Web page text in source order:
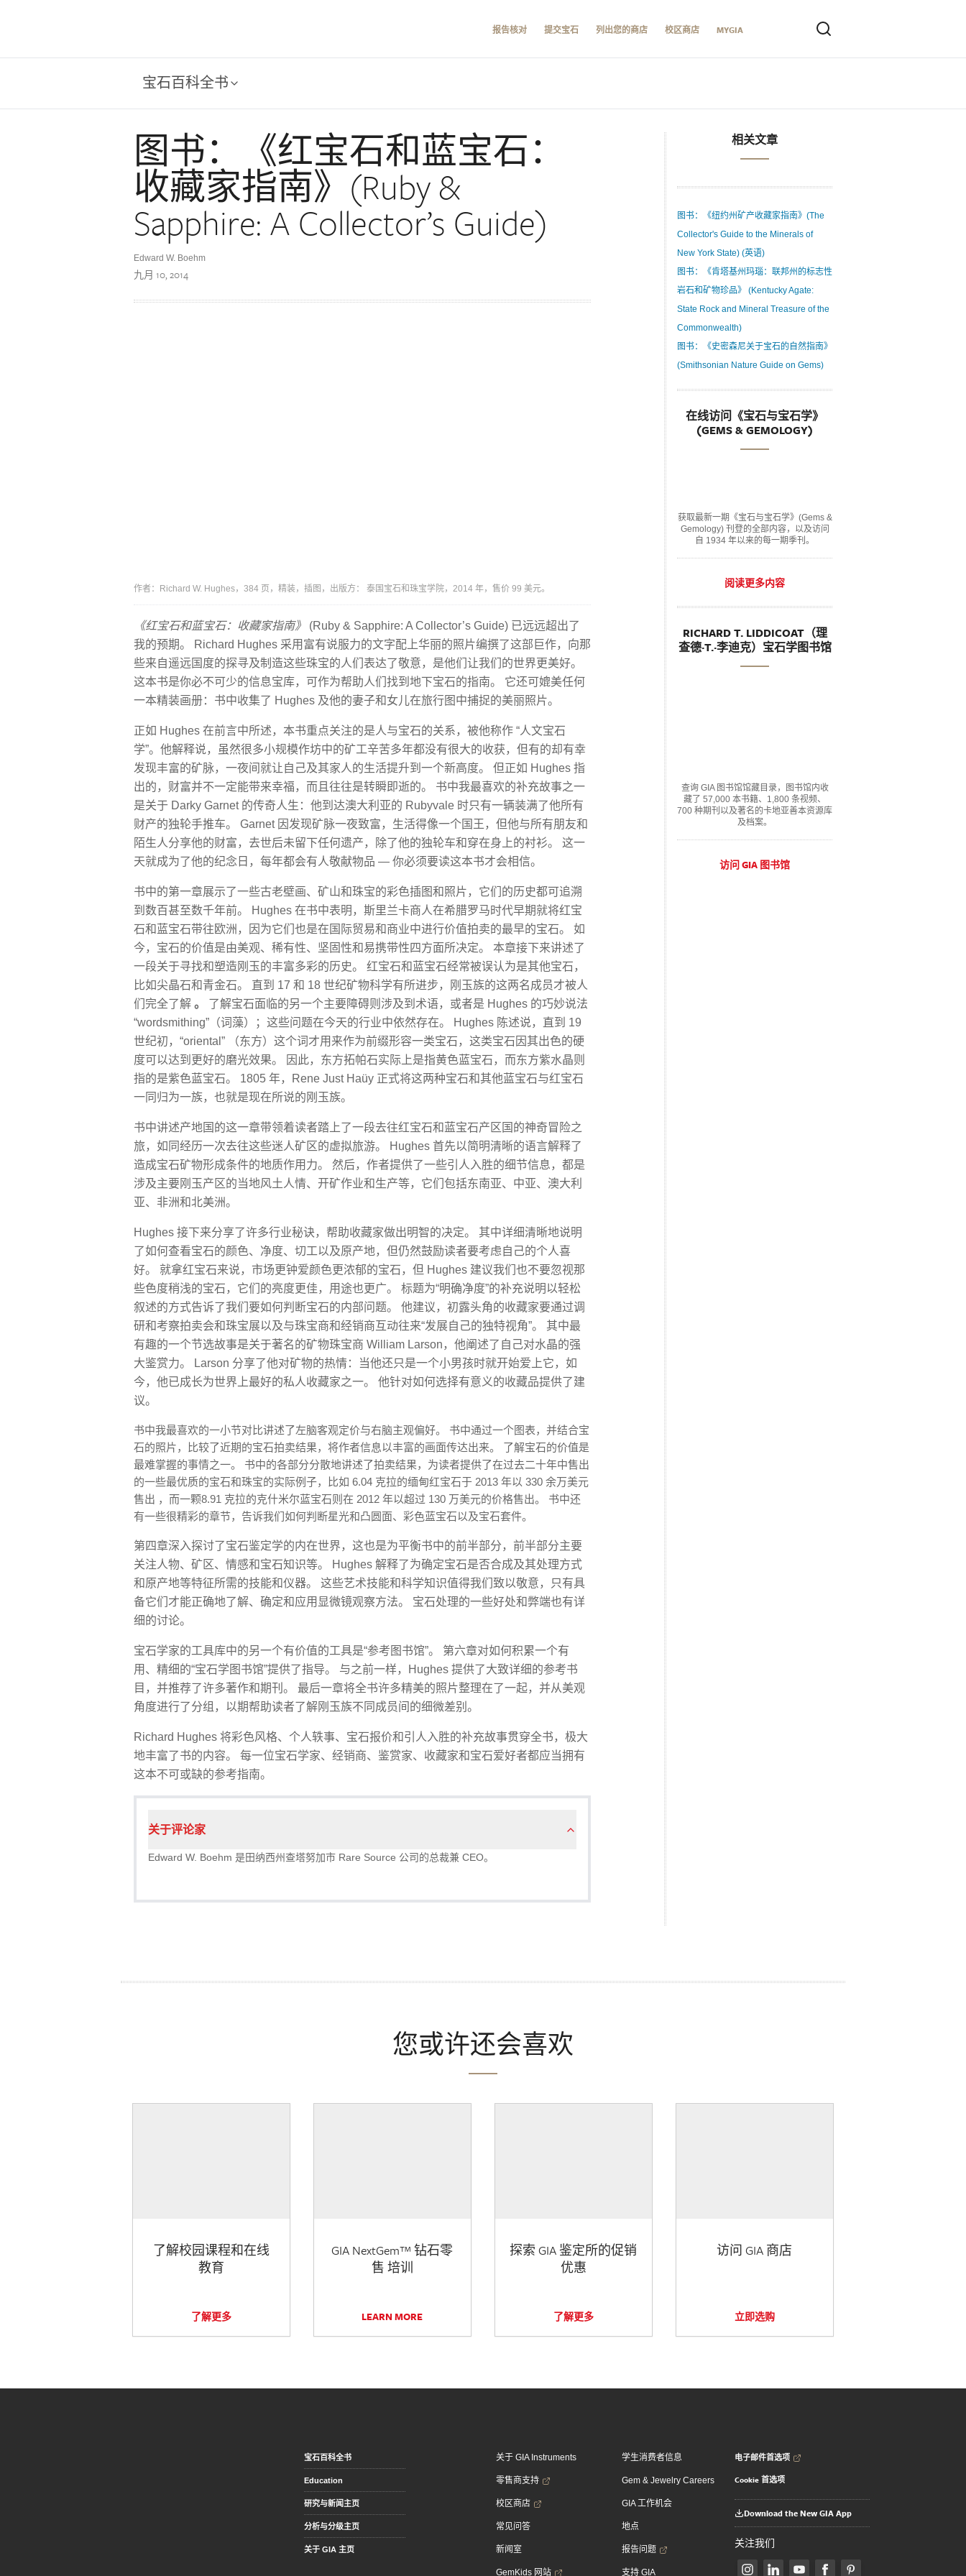
报告核对 提交宝石 列出您的商店 校区商店 MYGIA
宝石百科全书
图书：《红宝石和蓝宝石：
收藏家指南》(Ruby &
Sapphire: A Collector’s Guide)
Edward W. Boehm
九月 10, 2014
作者：Richard W. Hughes，384 页，精装，插图，出版方： 泰国宝石和珠宝学院，2014 年，售价 99 美元。
《红宝石和蓝宝石：收藏家指南》
(Ruby & Sapphire: A Collector’s Guide) 已远远超出了
我的预期。 Richard Hughes 采用富有说服力的文字配上华丽的照片编撰了这部巨作，向那
些来自遥远国度的探寻及制造这些珠宝的人们表达了敬意，是他们让我们的世界更美好。
这本书是你必不可少的信息宝库，可作为帮助人们找到地下宝石的指南。 它还可媲美任何
一本精装画册：书中收集了 Hughes 及他的妻子和女儿在旅行图中捕捉的美丽照片。
正如 Hughes 在前言中所述，本书重点关注的是人与宝石的关系，被他称作 “人文宝石
学”。他解释说，虽然很多小规模作坊中的矿工辛苦多年都没有很大的收获，但有的却有幸
发现丰富的矿脉，一夜间就让自己及其家人的生活提升到一个新高度。 但正如 Hughes 指
出的，财富并不一定能带来幸福，而且往往是转瞬即逝的。 书中我最喜欢的补充故事之一
是关于 Darky Garnet 的传奇人生：他到达澳大利亚的 Rubyvale 时只有一辆装满了他所有
财产的独轮手推车。 Garnet 因发现矿脉一夜致富，生活得像一个国王，但他与所有朋友和
陌生人分享他的财富，去世后未留下任何遗产，除了他的独轮车和穿在身上的衬衫。 这一
天就成为了他的纪念日，每年都会有人敬献物品 — 你必须要读这本书才会相信。
书中的第一章展示了一些​​古老壁画、矿山和珠宝的彩色插图和照片，它们的历史都可追溯
到数百甚至数千年前。 Hughes 在书中表明，斯里兰卡商人在希腊罗马时代早期就将红宝
石和蓝宝石带往欧洲，因为它们也是在国际贸易和商业中进行价值拍卖的最早的宝石。 如
今，宝石的价值是由美观、稀有性、坚固性和易携带性四方面所决定。 本章接下来讲述了
一段关于寻找和塑造刚玉的丰富多彩的历史。 红宝石和蓝宝石经常被误认为是其他宝石，
比如尖晶石和青金石。 直到 17 和 18 世纪矿物科学有所进步，刚玉族的这两名成员才被人
们完全了解 。
了解宝石面临的另一个主要障碍则涉及到术语，或者是 Hughes 的巧妙说法
“wordsmithing”（词藻）；这些问题在今天的行业中依然存在。 Hughes 陈述说，直到 19
世纪初，“oriental” （东方）这个词才用来作为前缀形容一类宝石，这类宝石因其出色的硬
度可以达到更好的磨光效果。 因此，东方拓帕石实际上是指黄色蓝宝石，而东方紫水晶则
指的是紫色蓝宝石。 1805 年，Rene Just Haüy 正式将这两种宝石和其他蓝宝石与红宝石
一同归为一族，也就是现在所说的刚玉族。
书中讲述产地国的这一章带领着读者踏上了一段去往红宝石和蓝宝石产区国的神奇冒险之
旅，如同经历一次去往这些迷人矿区的虚拟旅游。 Hughes 首先以简明清晰的语言解释了
造成宝石矿物形成条件的地质作用力。 然后，作者提供了一些引人入胜的细节信息，都是
涉及主要刚玉产区的当地风土人情、开矿作业和生产等，它们包括东南亚、中亚、澳大利
亚、非洲和北美洲。
Hughes 接下来分享了许多行业秘诀，帮助收藏家做出明智的决定。 其中详细清晰地说明
了如何查看宝石的颜色、净度、切工以及原产地，但仍然鼓励读者要考虑自己的个人喜
好。 就拿红宝石来说，市场更钟爱颜色更浓郁的宝石，但 Hughes 建议我们也不要忽视那
些色度稍浅的宝石，它们的亮度更佳，用途也更广。 标题为“明确净度”的补充说明以轻松
叙述的方式告诉了我们要如何判断宝石的内部问题。 他建议，初露头角的收藏家要通过调
研和考察拍卖会和珠宝展以及与珠宝商和经销商互动往来“发展自己的独特视角”。 其中最
有趣的一个节选故事是关于著名的矿物珠宝商 William Larson，他阐述了自己对水晶的强
大鉴赏力。 Larson 分享了他对矿物的热情：当他还只是一个小男孩时就开始爱上它，如
今，他已成长为世界上最好的私人收藏家之一。 他针对如何选择有意义的收藏品提供了建
议。
书中我最喜欢的一小节对比讲述了左脑客观定价与右脑主观偏好。 书中通过一个图表，并结合宝
石的照片，比较了近期的宝石拍卖结果，将作者信息以丰富的画面传达出来。 了解宝石的价值是
最难掌握的事情之一。 书中的各部分分散地讲述了拍卖结果，为读者提供了在过去二十年中售出
的一些最优质的宝石和珠宝的实际例子，比如 6.04 克拉的缅甸红宝石于 2013 年以 330 余万美元
售出 ，而一颗8.91 克拉的克什米尔蓝宝石则在 2012 年以超过 130 万美元的价格售出。 书中还
有一些很精彩的章节，告诉我们如何判断星光和凸圆面、彩色蓝宝石以及宝石套件。
第四章深入探讨了宝石鉴定学的内在世界，这也是为平衡书中的前半部分，前半部分主要
关注人物、矿区、情感和宝石知识等。 Hughes 解释了为确定宝石是否合成及其处理方式
和原产地等特征所需的技能和仪器。 这些艺术技能和科学知识值得我们致以敬意，只有具
备它们才能正确地了解、确定和应用显微镜观察方法。 宝石处理的一些好处和弊端也有详
细的讨论。
宝石学家的工具库中的另一个有价值的工具是“参考图书馆”。 第六章对如何积累一个有
用、精细的“宝石学图书馆”提供了指导。 与之前一样，Hughes 提供了大致详细的参考书
目，并推荐了许多著作和期刊。 最后一章将全书许多精美的照片整理在了一起，并从美观
角度进行了分组，以期帮助读者了解刚玉族不同成员间的细微差别。
Richard Hughes 将彩色风格、个人轶事、宝石报价和引人入胜的补充故事贯穿全书，极大
地丰富了书的内容。 每一位宝石学家、经销商、鉴赏家、收藏家和宝石爱好者都应当拥有
这本不可或缺的参考指南。
关于评论家
Edward W. Boehm 是田纳西州查塔努加市 Rare Source 公司的总裁兼 CEO。
相关文章
图书：《纽约州矿产收藏家指南》(The
Collector's Guide to the Minerals of
New York State) (英语)
图书：《肯塔基州玛瑙：联邦州的标志性
岩石和矿物珍品》 (Kentucky Agate:
State Rock and Mineral Treasure of the
Commonwealth)
图书：《史密森尼关于宝石的自然指南》
(Smithsonian Nature Guide on Gems)
在线访问《宝石与宝石学》
(GEMS & GEMOLOGY)
获取最新一期《宝石与宝石学》(Gems &
Gemology) 刊登的全部内容，以及访问
自 1934 年以来的每一期季刊。
阅读更多内容
RICHARD T. LIDDICOAT（理
查德·T.·李迪克）宝石学图书馆
查询 GIA 图书馆馆藏目录，图书馆内收
藏了 57,000 本书籍、1,800 条视频、
700 种期刊以及著名的卡地亚善本资源库
及档案。
访问 GIA 图书馆
您或许还会喜欢
了解校园课程和在线
教育
了解更多
GIA NextGem™ 钻石零
售 培训
LEARN MORE
探索 GIA 鉴定所的促销
优惠
了解更多
访问 GIA 商店
立即选购
宝石百科全书
Education
研究与新闻主页
分析与分级主页
关于 GIA 主页
关于 GIA Instruments
零售商支持
校区商店
常见问答
新闻室
GemKids 网站
学生消费者信息
Gem & Jewelry Careers
GIA 工作机会
地点
报告问题
支持 GIA
电子邮件首选项
Cookie 首选项
Download the New GIA App
关注我们